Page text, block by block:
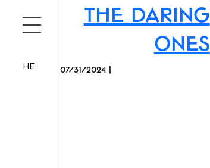
HE
The Daring
Ones
07/31/2024 |